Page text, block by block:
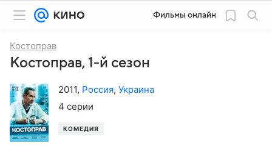
Фильмы онлайн
Костоправ
Костоправ, 1-й сезон
2011, Россия, Украина
4 серии
КОМЕДИЯ